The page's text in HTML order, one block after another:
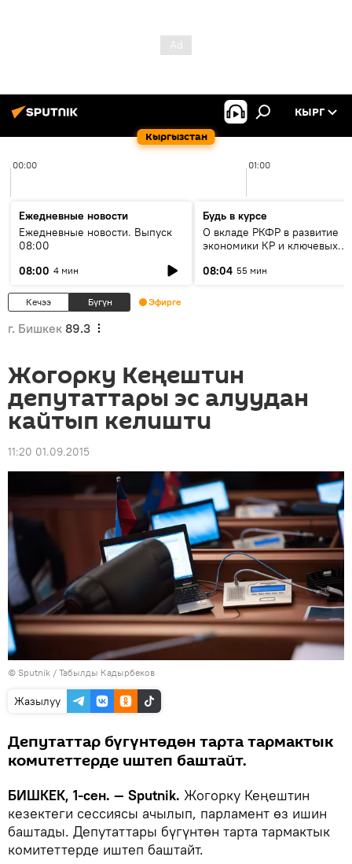
Кыргызстан
КЫРГ
00:00 01:00
Ежедневные новости
Ежедневные новости. Выпуск
08:00
08:00 4 мин
Будь в курсе
О вкладе РКФР в развитие
экономики КР и ключевых
08:04 55 мин
Кечээ Бүгүн Эфирге
г. Бишкек 89.3
Жогорку Кеңештин
депутаттары эс алуудан
кайтып келишти
11:20 01.09.2015
© Sputnik / Табылды Кадырбеков
Жазылуу
Депутаттар бүгүнтөдөн тарта тармактык
комитеттерде иштеп баштайт.
БИШКЕК, 1-сен. — Sputnik. Жогорку Кеңештин
кезектеги сессиясы ачылып, парламент өз ишин
баштады. Депутаттары бүгүнтөн тарта тармактык
комитеттерде иштеп баштайт.